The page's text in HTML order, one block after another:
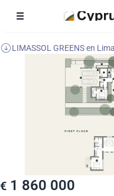
LIMASSOL GREENS en
€ 1 860 000